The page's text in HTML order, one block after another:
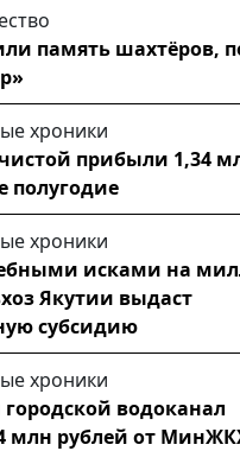
память шахтёров,
хроники
прибыли 1,34
полугодие
хроники
исками на
Якутии выдаст
субсидию
хроники
водоканал
млн рублей от